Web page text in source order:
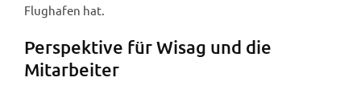
Flughafen hat.
Perspektive für Wisag und die
Mitarbeiter